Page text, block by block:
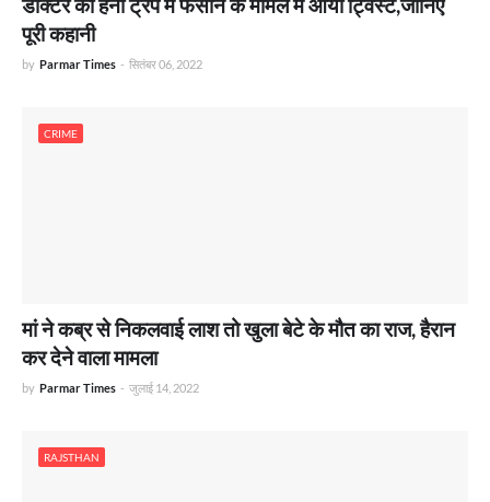
पूरी कहानी
by Parmar Times - सितंबर 06, 2022
CRIME
मां ने कब्र से निकलवाई लाश तो खुला बेटे के मौत का राज, हैरान
कर देने वाला मामला
by Parmar Times - जुलाई 14, 2022
RAJSTHAN